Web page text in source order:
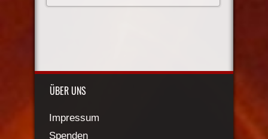
ÜBER UNS
Impressum
Spenden